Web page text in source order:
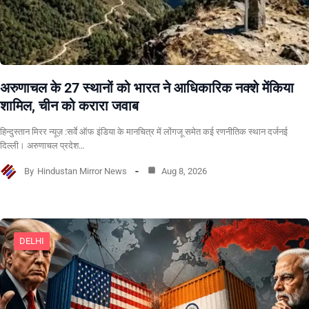
अरुणाचल के 27 स्थानों को भारत ने आधिकारिक नक्शे मेंकिया
शामिल, चीन को करारा जवाब
हिन्दुस्तान मिरर न्यूज़ :सर्वे ऑफ इंडिया के मानचित्र में लोंगजू समेत कई रणनीतिक स्थान दर्जनई
दिल्ली। अरुणाचल प्रदेश…
By Hindustan Mirror News Aug 8, 2026
DELHI